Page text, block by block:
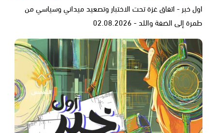
اول خبر - اتفاق غزة تحت الاختبار وتصعيد ميداني وسياسي من
طمرة إلى الضفة واللد - 02.08.2026